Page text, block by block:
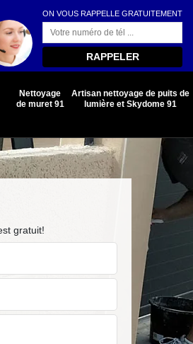
ON VOUS RAPPELLE GRATUITEMENT
Nettoyage
de muret 91
Artisan nettoyage de puits de
lumière et Skydome 91
gratuit!